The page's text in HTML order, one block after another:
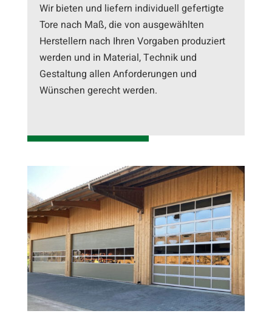
Wir bieten und liefern individuell gefertigte
Tore nach Maß, die von ausgewählten
Herstellern nach Ihren Vorgaben produziert
werden und in Material, Technik und
Gestaltung allen Anforderungen und
Wünschen gerecht werden.